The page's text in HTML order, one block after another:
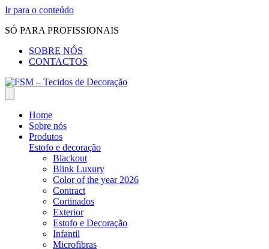
Ir para o conteúdo
SÓ PARA PROFISSIONAIS
SOBRE NÓS
CONTACTOS
Home
Sobre nós
Produtos
Estofo e decoração
Blackout
Blink Luxury
Color of the year 2026
Contract
Cortinados
Exterior
Estofo e Decoração
Infantil
Microfibras